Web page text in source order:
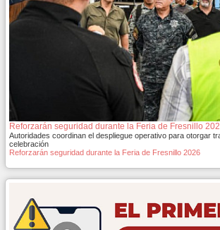
Reforzarán seguridad durante la Feria de Fresnillo
Autoridades coordinan el despliegue operativo para otorgar
celebración
Reforzarán seguridad durante la Feria de Fresnillo 2026